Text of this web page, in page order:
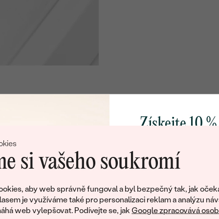
si vašeho soukromí
aby web správně fungoval a byl bezpečný tak, jak
je využíváme také pro personalizaci reklam a analýzu
web vylepšovat. Podívejte se, jak Google zpracovává
Litujeme, ale tento šperk si už své majitele našel
Získejte 10
poctivě vyráběných
Jako dárek na
zašleme slevový kód